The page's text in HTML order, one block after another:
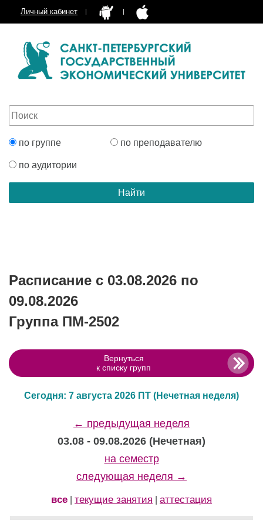
Личный кабинет
по группе по преподавателю
по аудитории
Расписание с 03.08.2026 по
09.08.2026
Группа ПМ-2502
Вернуться
к списку групп
Сегодня: 7 августа 2026 ПТ (Нечетная неделя)
← предыдущая неделя
03.08 - 09.08.2026 (Нечетная)
на семестр
следующая неделя →
все текущие занятия аттестация